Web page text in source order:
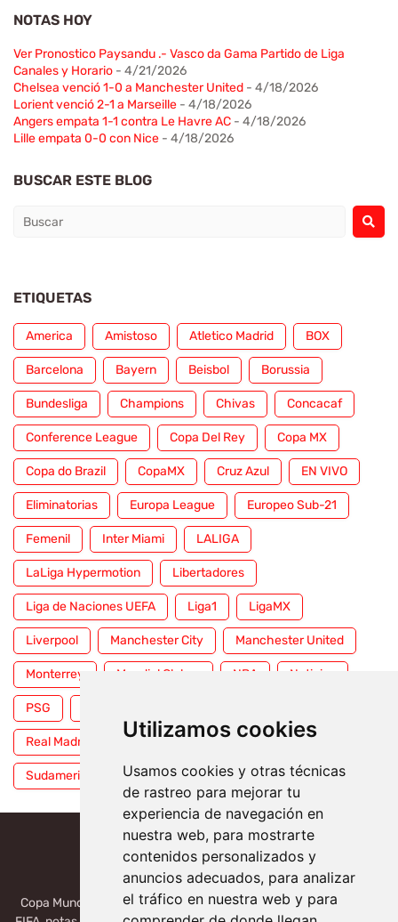
Utilizamos cookies
Usamos cookies y otras técnicas
de rastreo para mejorar tu
experiencia de navegación en
nuestra web, para mostrarte
contenidos personalizados y
anuncios adecuados, para analizar
el tráfico en nuestra web y para
NOTAS HOY
Ver Pronostico Paysandu .- Vasco da Gama Partido de Liga
Canales y Horario - 4/21/2026
Chelsea venció 1-0 a Manchester United - 4/18/2026
Lorient venció 2-1 a Marseille - 4/18/2026
Angers empata 1-1 contra Le Havre AC - 4/18/2026
Lille empata 0-0 con Nice - 4/18/2026
BUSCAR ESTE BLOG
ETIQUETAS
America Amistoso Atletico Madrid BOX
Barcelona Bayern Beisbol Borussia
Bundesliga Champions Chivas Concacaf
Conference League Copa Del Rey Copa MX
Copa do Brazil CopaMX Cruz Azul EN VIVO
Eliminatorias Europa League Europeo Sub-21
Femenil Inter Miami LALIGA
LaLiga Hypermotion Libertadores
Liga de Naciones UEFA Liga1 LigaMX
Liverpool Manchester City Manchester United
Monterrey Mundial Clubes NBA Noticias
PSG
Real Madrid Selección Mexicana Serie A
Sudamericana Tigres Toluca UFC WWE
Copa Mundial 2026, México, USA, Canadá: Copa del Mundo de la